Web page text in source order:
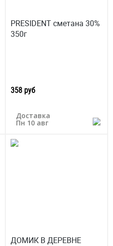
PRESIDENT сметана 30%
350г
358 руб
Доставка
Пн 10 авг
ДОМИК В ДЕРЕВНЕ